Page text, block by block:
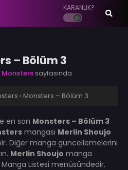
KARANLIK?
– Bölüm 3
Monsters sayfasında
› Monsters – Bölüm 3
en son Monsters – Bölüm 3
mangası Merlin Shoujo
Diğer manga güncellemelerini
Merlin Shoujo manga
Manga Listesi menüsündedir.